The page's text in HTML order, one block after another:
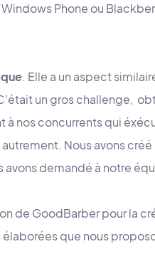
Phone ou
. Elle a un aspect
un gros challenge,
nos concurrents qui
Nous avons
avons demandé à notre
de GoodBarber pour la
que nous